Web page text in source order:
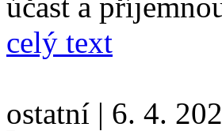
celý text
ostatní | 6. 4.